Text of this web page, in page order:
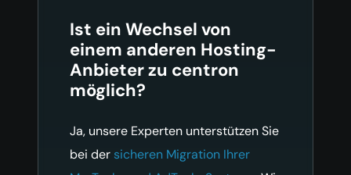
Ist ein Wechsel von
einem anderen Hosting-
Anbieter zu centron
möglich?
Ja, unsere Experten unterstützen Sie
bei der sicheren Migration Ihrer